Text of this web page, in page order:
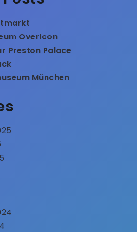
Overloon
Preston Palace
München